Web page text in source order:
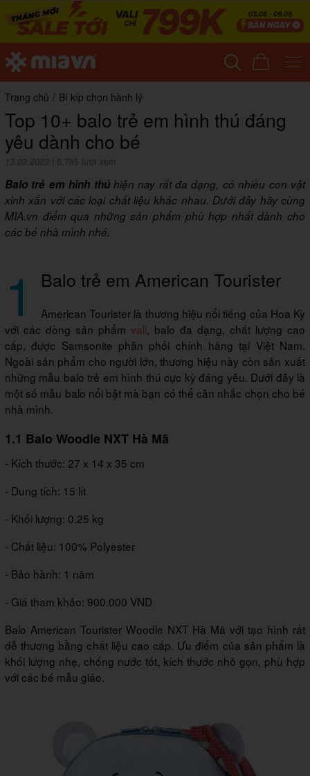
Trang chủ / Bí kíp chọn hành lý
Top 10+ balo trẻ em hình thú đáng
yêu dành cho bé
13.03.2023 5,785 lượt xem
Balo trẻ em hình thúhiện nay rất đa dạng, có nhiều con vật
xinh xắn với các loại chất liệu khác nhau. Dưới đây hãy cùng
MIA.vn điểm qua những sản phẩm phù hợp nhất dành cho
các bé nhà mình nhé.
1 Balo trẻ em American Tourister
American Tourister là thương hiệu nổi tiếng của Hoa Kỳ
với các dòng sản phẩm vali, balo đa dạng, chất lượng cao
cấp, được Samsonite phân phối chính hãng tại Việt Nam.
Ngoài sản phẩm cho người lớn, thương hiệu này còn sản xuất
những mẫu balo trẻ em hình thú cực kỳ đáng yêu. Dưới đây là
một số mẫu balo nổi bật mà bạn có thể cân nhắc chọn cho bé
nhà mình.
1.1 Balo Woodle NXT Hà Mã
- Kích thước: 27 x 14 x 35 cm
- Dung tích: 15 lít
- Khối lượng: 0.25 kg
- Chất liệu: 100% Polyester
- Bảo hành: 1 năm
- Giá tham khảo: 900.000 VND
Balo American Tourister Woodle NXT Hà Mã với tạo hình rất
dễ thương bằng chất liệu cao cấp. Ưu điểm của sản phẩm là
khối lượng nhẹ, chống nước tốt, kích thước nhỏ gọn, phù hợp
với các bé mẫu giáo.